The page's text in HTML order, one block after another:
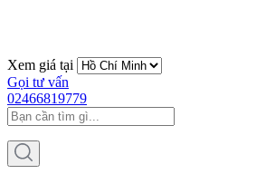
Xem giá tại
Gọi tư vấn
02466819779